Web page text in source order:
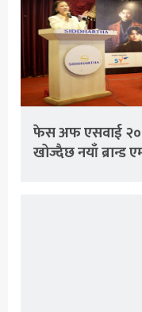
फेस अफ एसवाई
खोज्दैछ नयाँ ब्रान्ड